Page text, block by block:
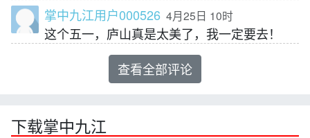
掌中九江用户000526 4月25日 10时
这个五一，庐山真是太美了，我一定要去！
查看全部评论
下载掌中九江